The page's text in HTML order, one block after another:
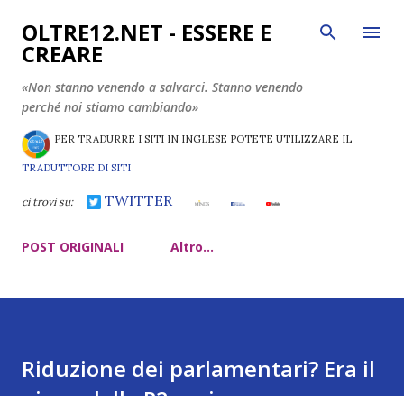
Passa ai contenuti principali
OLTRE12.NET - ESSERE E
CREARE
«Non stanno venendo a salvarci. Stanno venendo
perché noi stiamo cambiando»
PER TRADURRE I SITI IN INGLESE POTETE UTILIZZARE IL
TRADUTTORE DI SITI
ci trovi su: TWITTER
POST ORIGINALI Altro…
Riduzione dei parlamentari? Era il